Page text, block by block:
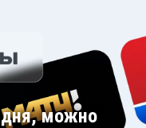
дня, можно